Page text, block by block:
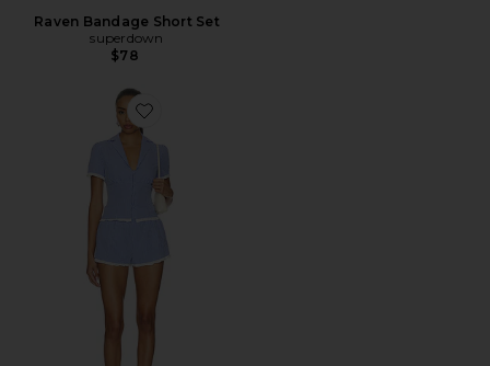
Raven Bandage Short Set
superdown
$78
Favorite Kyla Short Set